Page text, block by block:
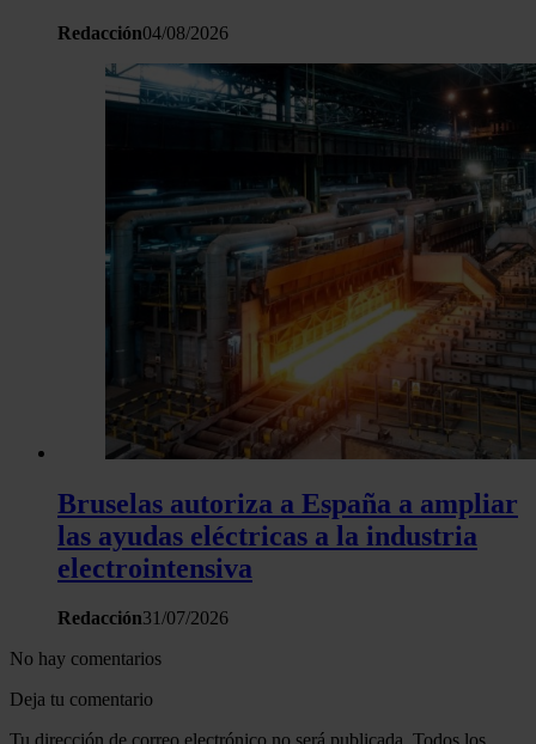
Redacción04/08/2026
Bruselas autoriza a España a ampliar
las ayudas eléctricas a la industria
electrointensiva
Redacción31/07/2026
No hay comentarios
Deja tu comentario